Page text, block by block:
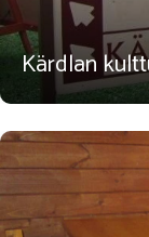
Kärdlan